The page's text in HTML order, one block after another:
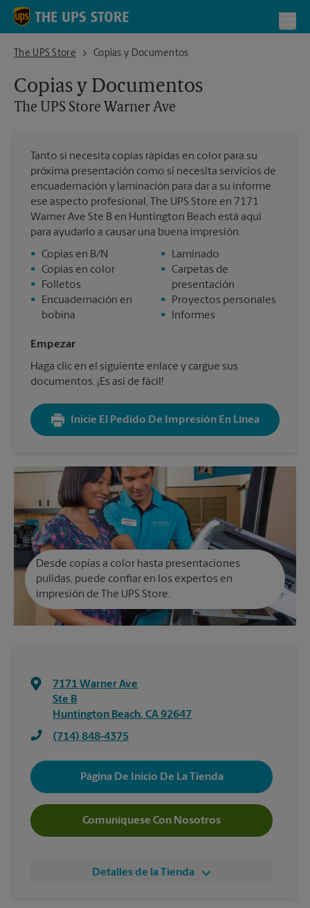
Skip to content
Return to Nav
The UPS Store
The UPS Store Warner AveCopias y Documentos
Copias y Documentos
The UPS Store Warner Ave
Tanto si necesita copias rápidas en color para su
próxima presentación como si necesita servicios de
encuadernación y laminación para dar a su informe
ese aspecto profesional, The UPS Store en 7171
Warner Ave Ste B en Huntington Beach está aquí
para ayudarlo a causar una buena impresión.
• Copias en B/N
• Copias en color
•
Folletos
•
Encuadernación en
bobina
•
Laminado
• Carpetas de
presentación
•
Proyectos personales
•
Informes
Empezar
Haga clic en el siguiente enlace y cargue sus
documentos. ¡Es así de fácil!
Inicie El Pedido De Impresión En Línea
Desde copias a color hasta presentaciones
pulidas, puede confiar en los expertos en
impresión de The UPS Store.
7171 Warner Ave
Ste B
Huntington Beach, CA92647
(714) 848-4375
Página De Inicio De La Tienda
Comuníquese Con Nosotros
Detalles de la Tienda